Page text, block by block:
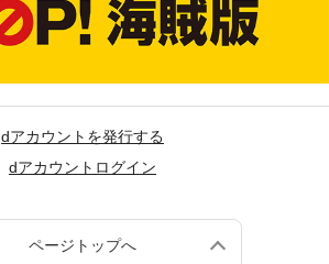
dアカウントを発行する
dアカウントログイン
ページトップへ